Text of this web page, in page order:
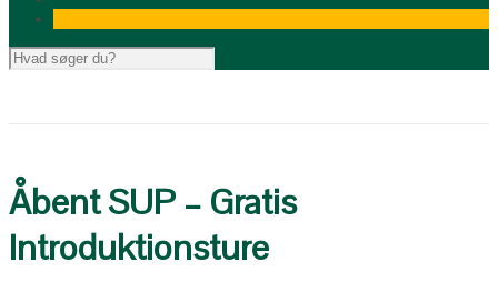
Åbent SUP – Gratis
Introduktionsture